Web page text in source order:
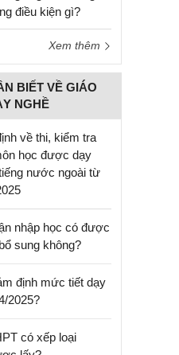
điều kiện gì?
Xem thêm
BIẾT VỀ GIÁO
NGHỀ
về thi, kiểm tra
học được dạy
nước ngoài từ
nhập học có được
sung không?
định mức tiết dạy
2025?
có xếp loại